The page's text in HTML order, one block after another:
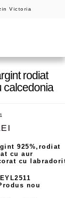
Victoria
rodiat
calcedonia
925%,rodiat
cu aur
cu
nou